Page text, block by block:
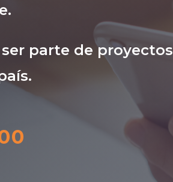
ser parte de proyectos